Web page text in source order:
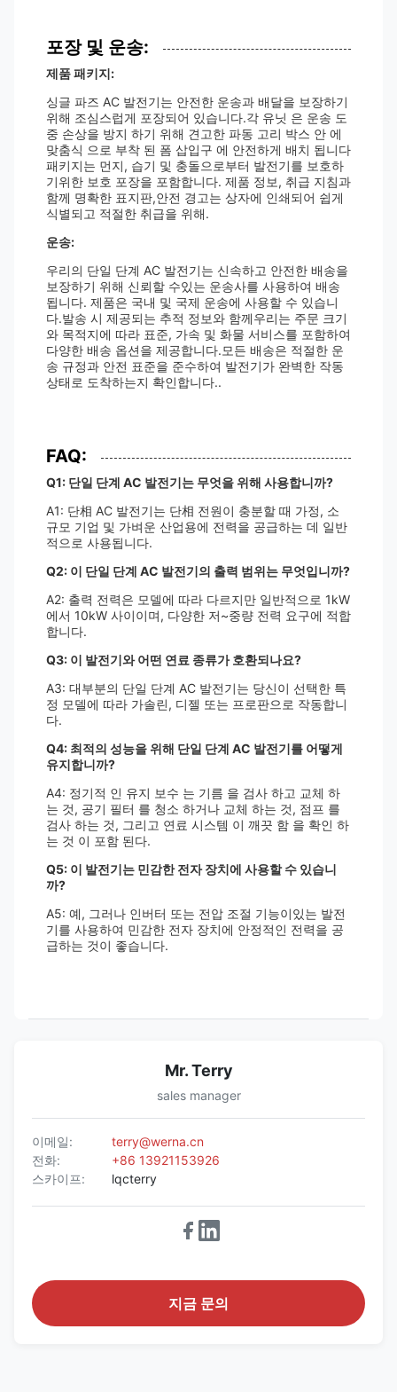
포장 및 운송:
제품 패키지:
싱글 파즈 AC 발전기는 안전한 운송과 배달을 보장하기
위해 조심스럽게 포장되어 있습니다.각 유닛 은 운송 도
중 손상을 방지 하기 위해 견고한 파동 고리 박스 안 에
맞춤식 으로 부착 된 폼 삽입구 에 안전하게 배치 됩니다
패키지는 먼지, 습기 및 충돌으로부터 발전기를 보호하
기위한 보호 포장을 포함합니다. 제품 정보, 취급 지침과
함께 명확한 표지판,안전 경고는 상자에 인쇄되어 쉽게
식별되고 적절한 취급을 위해.
운송:
우리의 단일 단계 AC 발전기는 신속하고 안전한 배송을
보장하기 위해 신뢰할 수있는 운송사를 사용하여 배송
됩니다. 제품은 국내 및 국제 운송에 사용할 수 있습니
다.발송 시 제공되는 추적 정보와 함께우리는 주문 크기
와 목적지에 따라 표준, 가속 및 화물 서비스를 포함하여
다양한 배송 옵션을 제공합니다.모든 배송은 적절한 운
송 규정과 안전 표준을 준수하여 발전기가 완벽한 작동
상태로 도착하는지 확인합니다..
FAQ:
Q1: 단일 단계 AC 발전기는 무엇을 위해 사용합니까?
A1: 단相 AC 발전기는 단相 전원이 충분할 때 가정, 소
규모 기업 및 가벼운 산업용에 전력을 공급하는 데 일반
적으로 사용됩니다.
Q2: 이 단일 단계 AC 발전기의 출력 범위는 무엇입니까?
A2: 출력 전력은 모델에 따라 다르지만 일반적으로 1kW
에서 10kW 사이이며, 다양한 저~중량 전력 요구에 적합
합니다.
Q3: 이 발전기와 어떤 연료 종류가 호환되나요?
A3: 대부분의 단일 단계 AC 발전기는 당신이 선택한 특
정 모델에 따라 가솔린, 디젤 또는 프로판으로 작동합니
다.
Q4: 최적의 성능을 위해 단일 단계 AC 발전기를 어떻게
유지합니까?
A4: 정기적 인 유지 보수 는 기름 을 검사 하고 교체 하
는 것, 공기 필터 를 청소 하거나 교체 하는 것, 점프 를
검사 하는 것, 그리고 연료 시스템 이 깨끗 함 을 확인 하
는 것 이 포함 된다.
Q5: 이 발전기는 민감한 전자 장치에 사용할 수 있습니
까?
A5: 예, 그러나 인버터 또는 전압 조절 기능이있는 발전
기를 사용하여 민감한 전자 장치에 안정적인 전력을 공
급하는 것이 좋습니다.
Mr. Terry
sales manager
이메일:
terry@werna.cn
전화:
+86 13921153926
스카이프:
lqcterry
지금 문의